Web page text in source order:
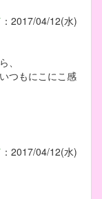
： 2017/04/12(水)
、
つもにこにこ感
： 2017/04/12(水)